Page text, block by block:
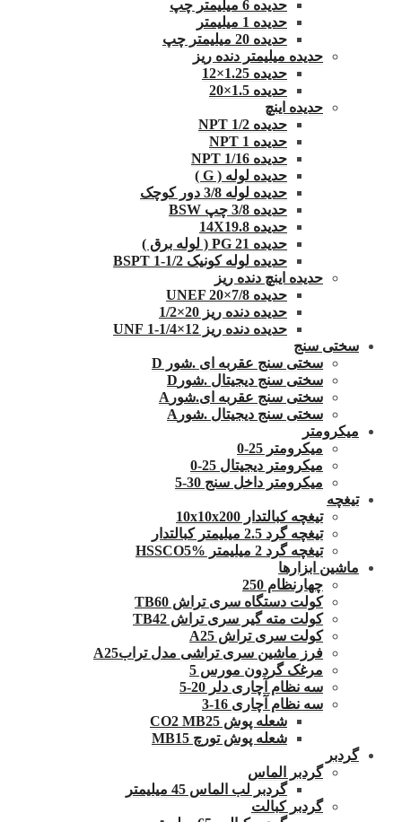
حدیده 6 میلیمتر چپ
حدیده 1 میلیمتر
حدیده 20 میلیمتر چپ
حدیده میلیمتر دنده ریز
حدیده 1.25×12
حدیده 1.5×20
حدیده اینچ
حدیده 1/2 NPT
حدیده NPT 1
حدیده 1/16 NPT
حدیده لوله ( G )
حدیده لوله 3/8 دور کوچک
حدیده 3/8 چپ BSW
حدیده 14X19.8
حدیده 21 PG ( لوله برق )
حدیده لوله کونیک 1/2-1 BSPT
حدیده اینچ دنده ریز
حدیده UNEF 20×7/8
حدیده دنده ریز 20×1/2
حدیده دنده ریز 12×1/4-1 UNF
سختی سنج
سختی سنج عقربه ای .شور D
سختی سنج دیجیتال .شورD
سختی سنج عقربه ای.شورA
سختی سنج دیجیتال .شورA
میکرومتر
میکرومتر 25-0
میکرومتر دیجیتال 25-0
میکرومتر داخل سنج 30-5
تیغچه
تیغچه کبالتدار 10x10x200
تیغچه گرد 2.5 میلیمتر کبالتدار
تیغچه گرد 2 میلیمتر HSSCO5%
ماشین ابزارها
چهارنظام 250
کولت دستگاه سری تراش TB60
کولت مته گیر سری تراش TB42
کولت سری تراش A25
فرز ماشین سری تراشی مدل ترابA25
مرغک گردون مورس 5
سه نظام آچاری دلر 20-5
سه نظام آچاری 16-3
شعله پوش CO2 MB25
شعله پوش تورچ MB15
گردبر
گردبر الماس
گردبر لب الماس 45 میلیمتر
گردبر کبالت